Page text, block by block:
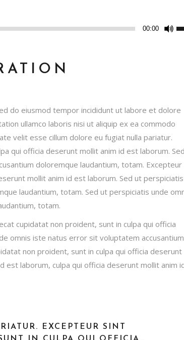
00:00
el
do eiusmod tempor incididunt ut labore et dolore
ullamco laboris nisi ut aliquip ex ea commodo
velit esse cillum dolore eu fugiat nulla pariatur.
qui officia deserunt mollit anim id est laborum.
doloremque laudantium, totam.
mollit anim id est laborum. Sed ut
laudantium, totam. Sed ut perspiciatis unde
totam.
cupidatat non proident, sunt in culpa qui officia
omnis iste natus error sit voluptatem accusantium
non proident, sunt in culpa qui officia
est laborum, culpa qui officia deserunt mollit anim
EXCEPTEUR SINT